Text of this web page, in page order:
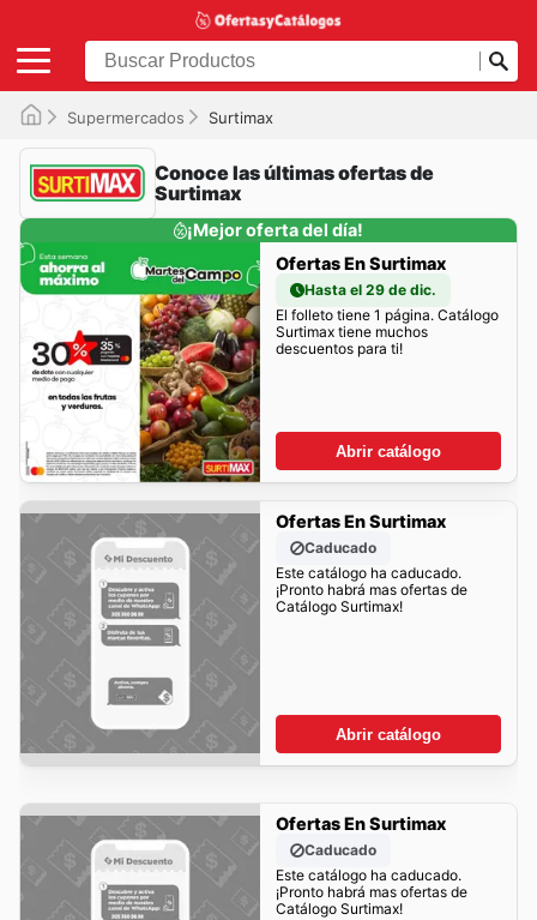
Supermercados Surtimax
Conoce las últimas ofertas de
Surtimax
¡Mejor oferta del día!
Ofertas En Surtimax
Hasta el 29 de dic.
El folleto tiene 1 página. Catálogo
Surtimax tiene muchos
descuentos para ti!
Abrir catálogo
Ofertas En Surtimax
Caducado
Este catálogo ha caducado.
¡Pronto habrá mas ofertas de
Catálogo Surtimax!
Abrir catálogo
Ofertas En Surtimax
Caducado
Este catálogo ha caducado.
¡Pronto habrá mas ofertas de
Catálogo Surtimax!